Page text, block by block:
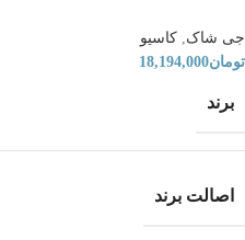
جی شاک, کاسیو
تومان18,194,000
برند
اصالت برند